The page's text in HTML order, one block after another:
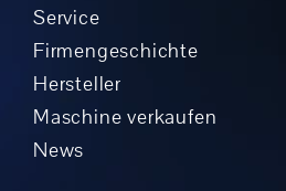
Service
Firmengeschichte
Hersteller
Maschine verkaufen
News